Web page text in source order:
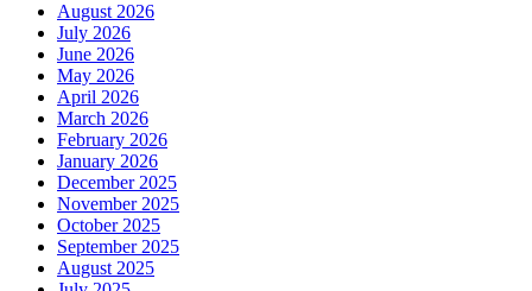
August 2026
July 2026
June 2026
May 2026
April 2026
March 2026
February 2026
January 2026
December 2025
November 2025
October 2025
September 2025
August 2025